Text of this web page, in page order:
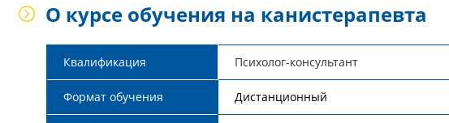
О курсе обучения на канистерапевта
Квалификация Психолог-консультант
Формат обучения Дистанционный